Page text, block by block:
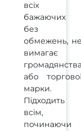
всіх
бажаючих
без
обмежень,
вимагає
або
марки.
Підходить
всім,
починаючи